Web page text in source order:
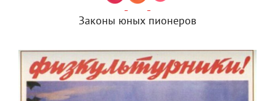
Законы юных пионеров